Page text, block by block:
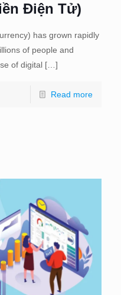
Điện Tử)
has grown rapidly
of people and
of digital […]
Read more